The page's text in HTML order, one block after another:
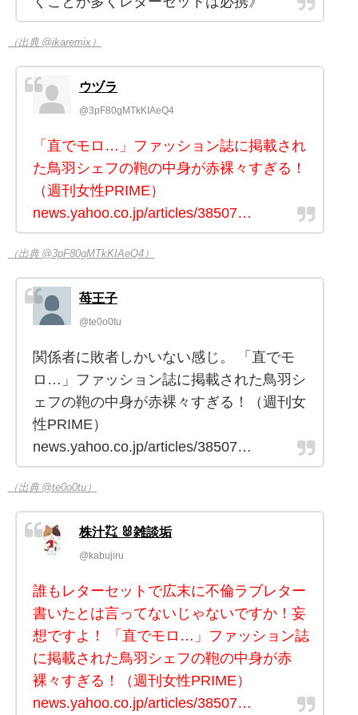
（出典 @ikaremix）
ウヅラ
@3pF80gMTkKIAeQ4
「直でモロ…」ファッション誌に掲載され
た鳥羽シェフの鞄の中身が赤裸々すぎる！
（週刊女性PRIME）
news.yahoo.co.jp/articles/38507…
（出典 @3pF80gMTkKIAeQ4）
苺王子
@te0o0tu
関係者に敗者しかいない感じ。 「直でモ
ロ…」ファッション誌に掲載された鳥羽シ
ェフの鞄の中身が赤裸々すぎる！（週刊女
性PRIME）
news.yahoo.co.jp/articles/38507…
（出典 @te0o0tu）
株汁㌠ 🐰雑談垢
@kabujiru
誰もレターセットで広末に不倫ラブレター
書いたとは言ってないじゃないですか！妄
想ですよ！ 「直でモロ…」ファッション誌
に掲載された鳥羽シェフの鞄の中身が赤
裸々すぎる！（週刊女性PRIME）
news.yahoo.co.jp/articles/38507…